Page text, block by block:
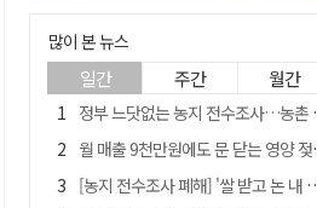
많이 본 뉴스
일간 주간 월간
정부 느닷없는 농지 전수조사…농촌 들쑤시는 '경자유전'의 칼날
월 매출 9천만원에도 문 닫는 영양 젖소농장… "일할 사람이 없어"
[농지 전수조사 폐해] '쌀 받고 논 내 준' 도지농 이제 어쩌나?